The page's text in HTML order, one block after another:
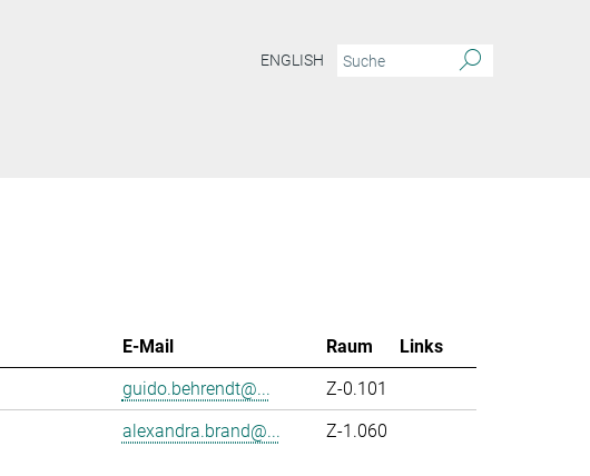
ENGLISH
E-Mail Raum
Links
guido.behrendt@...
Z-0.101
alexandra.brand@... Z-1.060